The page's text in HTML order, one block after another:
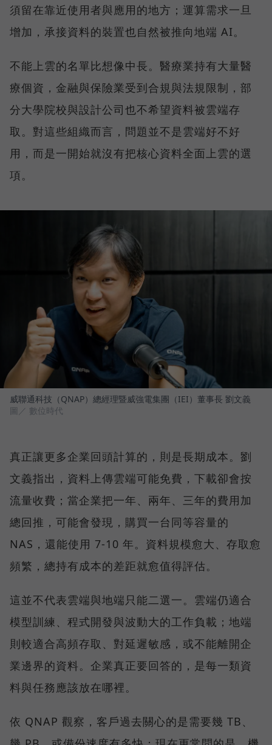
須留在靠近使用者與應用的地方；運算需求一旦
增加，承接資料的裝置也自然被推向地端 AI。
不能上雲的名單比想像中長。醫療業持有大量醫
療個資，金融與保險業受到合規與法規限制，部
分大學院校與設計公司也不希望資料被雲端存
取。對這些組織而言，問題並不是雲端好不好
用，而是一開始就沒有把核心資料全面上雲的選
項。
威聯通科技（QNAP）總經理暨威強電集團（IEI）董事長 劉文義
圖／ 數位時代
真正讓更多企業回頭計算的，則是長期成本。劉
文義指出，資料上傳雲端可能免費，下載卻會按
流量收費；當企業把一年、兩年、三年的費用加
總回推，可能會發現，購買一台同等容量的
NAS，還能使用 7-10 年。資料規模愈大、存取愈
頻繁，總持有成本的差距就愈值得評估。
這並不代表雲端與地端只能二選一。雲端仍適合
模型訓練、程式開發與波動大的工作負載；地端
則較適合高頻存取、對延遲敏感，或不能離開企
業邊界的資料。企業真正要回答的，是每一類資
料與任務應該放在哪裡。
依 QNAP 觀察，客戶過去關心的是需要幾 TB、